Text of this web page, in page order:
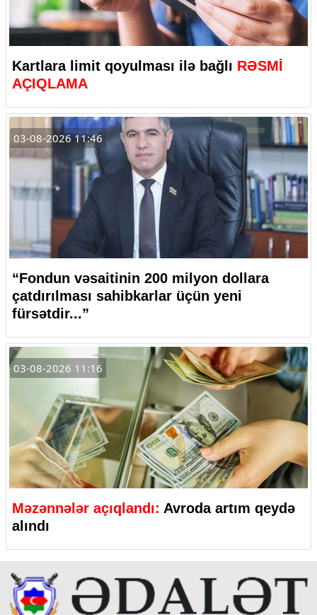
Kartlara limit qoyulması ilə bağlı RƏSMİ
AÇIQLAMA
03-08-2026 11:46
“Fondun vəsaitinin 200 milyon dollara
çatdırılması sahibkarlar üçün yeni
fürsətdir...”
03-08-2026 11:16
Məzənnələr açıqlandı: Avroda artım qeydə
alındı